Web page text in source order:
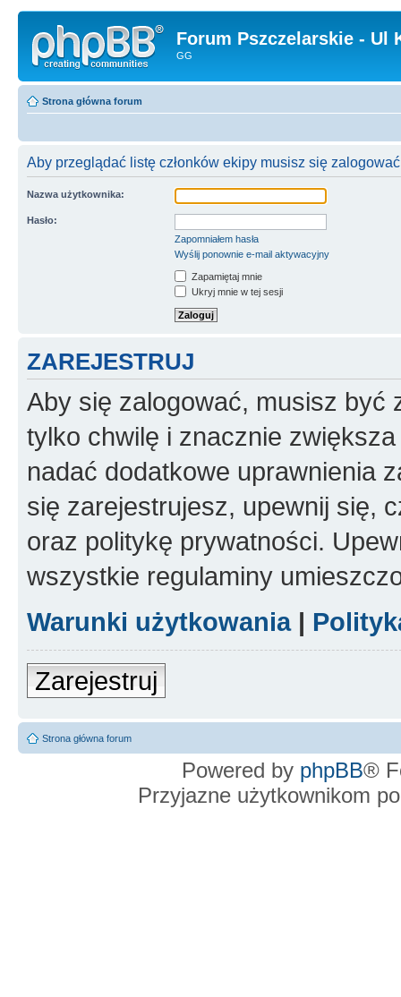
Forum Pszczelarskie - Ul
GG
Strona główna forum
Aby przeglądać listę członków ekipy musisz się
Nazwa użytkownika:
Hasło:
Zapomniałem hasła
Wyślij ponownie e-mail aktywacyjny
Zapamiętaj mnie
Ukryj mnie w tej sesji
ZAREJESTRUJ
Aby się zalogować, musisz być
tylko chwilę i znacznie
nadać dodatkowe uprawnienia
się zarejestrujesz, upewnij się,
oraz politykę prywatności.
wszystkie regulaminy
Warunki użytkowania|
Zarejestruj
Strona główna forum
Powered by phpBB®
Przyjazne użytkownikom